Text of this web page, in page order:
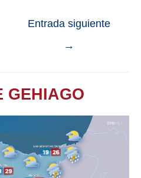
Entrada siguiente
→
GEHIAGO